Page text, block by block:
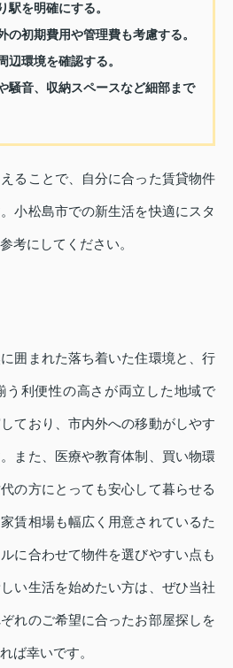
駅を明確にする。
の初期費用や管理費も考慮する。
辺環境を確認する。
騒音、収納スペースなど細部まで
ることで、自分に合った賃貸物件
小松島市での新生活を快適にスタ
考にしてください。
囲まれた落ち着いた住環境と、行
う利便性の高さが両立した地域で
ており、市内外への移動がしやす
また、医療や教育体制、買い物環
の方にとっても安心して暮らせる
賃相場も幅広く用意されているた
に合わせて物件を選びやすい点も
い生活を始めたい方は、ぜひ当社
れのご希望に合ったお部屋探しを
ば幸いです。